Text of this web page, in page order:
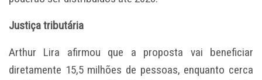
Justiça tributária
Arthur Lira afirmou que a proposta vai beneficiar
diretamente 15,5 milhões de pessoas, enquanto cerca